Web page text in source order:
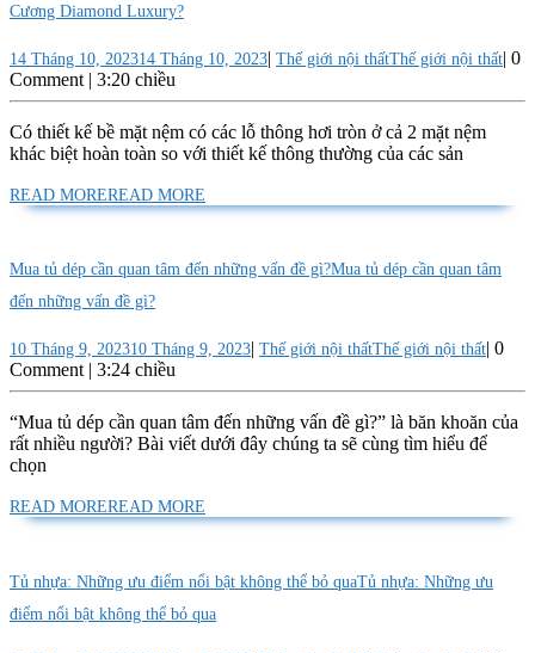
Cương Diamond Luxury?
14 Tháng 10, 202314 Tháng 10, 2023| Thế giới nội thấtThế giới nội thất| 0
Comment | 3:20 chiều
Có thiết kế bề mặt nệm có các lỗ thông hơi tròn ở cả 2 mặt nệm
khác biệt hoàn toàn so với thiết kế thông thường của các sản
READ MOREREAD MORE
Mua tủ dép cần quan tâm đến những vấn đề gì?Mua tủ dép cần quan tâm
đến những vấn đề gì?
10 Tháng 9, 202310 Tháng 9, 2023| Thế giới nội thấtThế giới nội thất| 0
Comment | 3:24 chiều
“Mua tủ dép cần quan tâm đến những vấn đề gì?” là băn khoăn của
rất nhiều người? Bài viết dưới đây chúng ta sẽ cùng tìm hiểu để
chọn
READ MOREREAD MORE
Tủ nhựa: Những ưu điểm nổi bật không thể bỏ quaTủ nhựa: Những ưu
điểm nổi bật không thể bỏ qua